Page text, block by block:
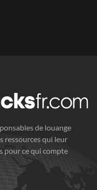
de louange
ressources qui leur
pour ce qui compte